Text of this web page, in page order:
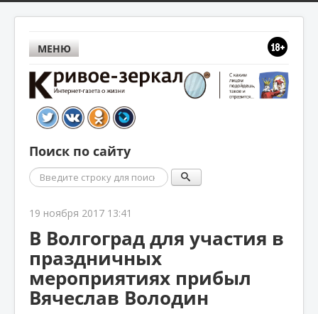
МЕНЮ
Поиск по сайту
Поиск
19 ноября 2017 13:41
В Волгоград для участия в
праздничных
мероприятиях прибыл
Вячеслав Володин